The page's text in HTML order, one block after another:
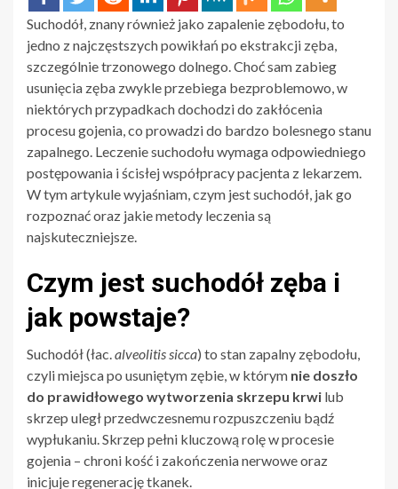
Suchodół, znany również jako zapalenie zębodołu, to
jedno z najczęstszych powikłań po ekstrakcji zęba,
szczególnie trzonowego dolnego. Choć sam zabieg
usunięcia zęba zwykle przebiega bezproblemowo, w
niektórych przypadkach dochodzi do zakłócenia
procesu gojenia, co prowadzi do bardzo bolesnego stanu
zapalnego. Leczenie suchodołu wymaga odpowiedniego
postępowania i ścisłej współpracy pacjenta z lekarzem.
W tym artykule wyjaśniam, czym jest suchodół, jak go
rozpoznać oraz jakie metody leczenia są
najskuteczniejsze.
Czym jest suchodół zęba i
jak powstaje?
Suchodół (łac.alveolitis sicca) to stan zapalny zębodołu,
czyli miejsca po usuniętym zębie, w którym nie doszło
do prawidłowego wytworzenia skrzepu krwi lub
skrzep uległ przedwczesnemu rozpuszczeniu bądź
wypłukaniu. Skrzep pełni kluczową rolę w procesie
gojenia – chroni kość i zakończenia nerwowe oraz
inicjuje regenerację tkanek.